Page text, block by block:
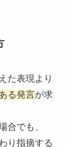
た表現より
る発言が求
合でも、
り指摘する